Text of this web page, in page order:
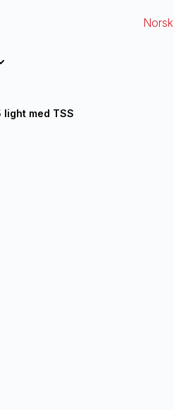
Norsk
light med TSS